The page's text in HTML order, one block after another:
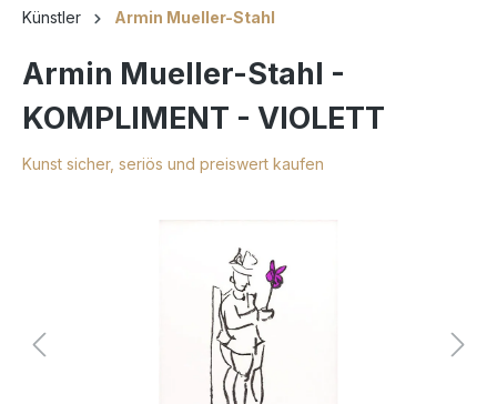
Künstler Armin Mueller-Stahl
Armin Mueller-Stahl -
KOMPLIMENT - VIOLETT
Kunst sicher, seriös und preiswert kaufen